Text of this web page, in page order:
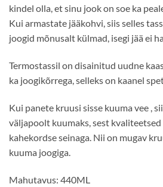
kindel olla, et sinu jook on soe ka
Kui armastate jääkohvi, siis selles
joogid mõnusalt külmad, isegi jää ei
Termostassil on disainitud uudne
ka joogikõrrega, selleks on kaanel
Kui panete kruusi sisse kuuma vee ,
väljapoolt kuumaks, sest
kahekordse seinaga. Nii on mugav
kuuma joogiga.
Mahutavus: 440ML